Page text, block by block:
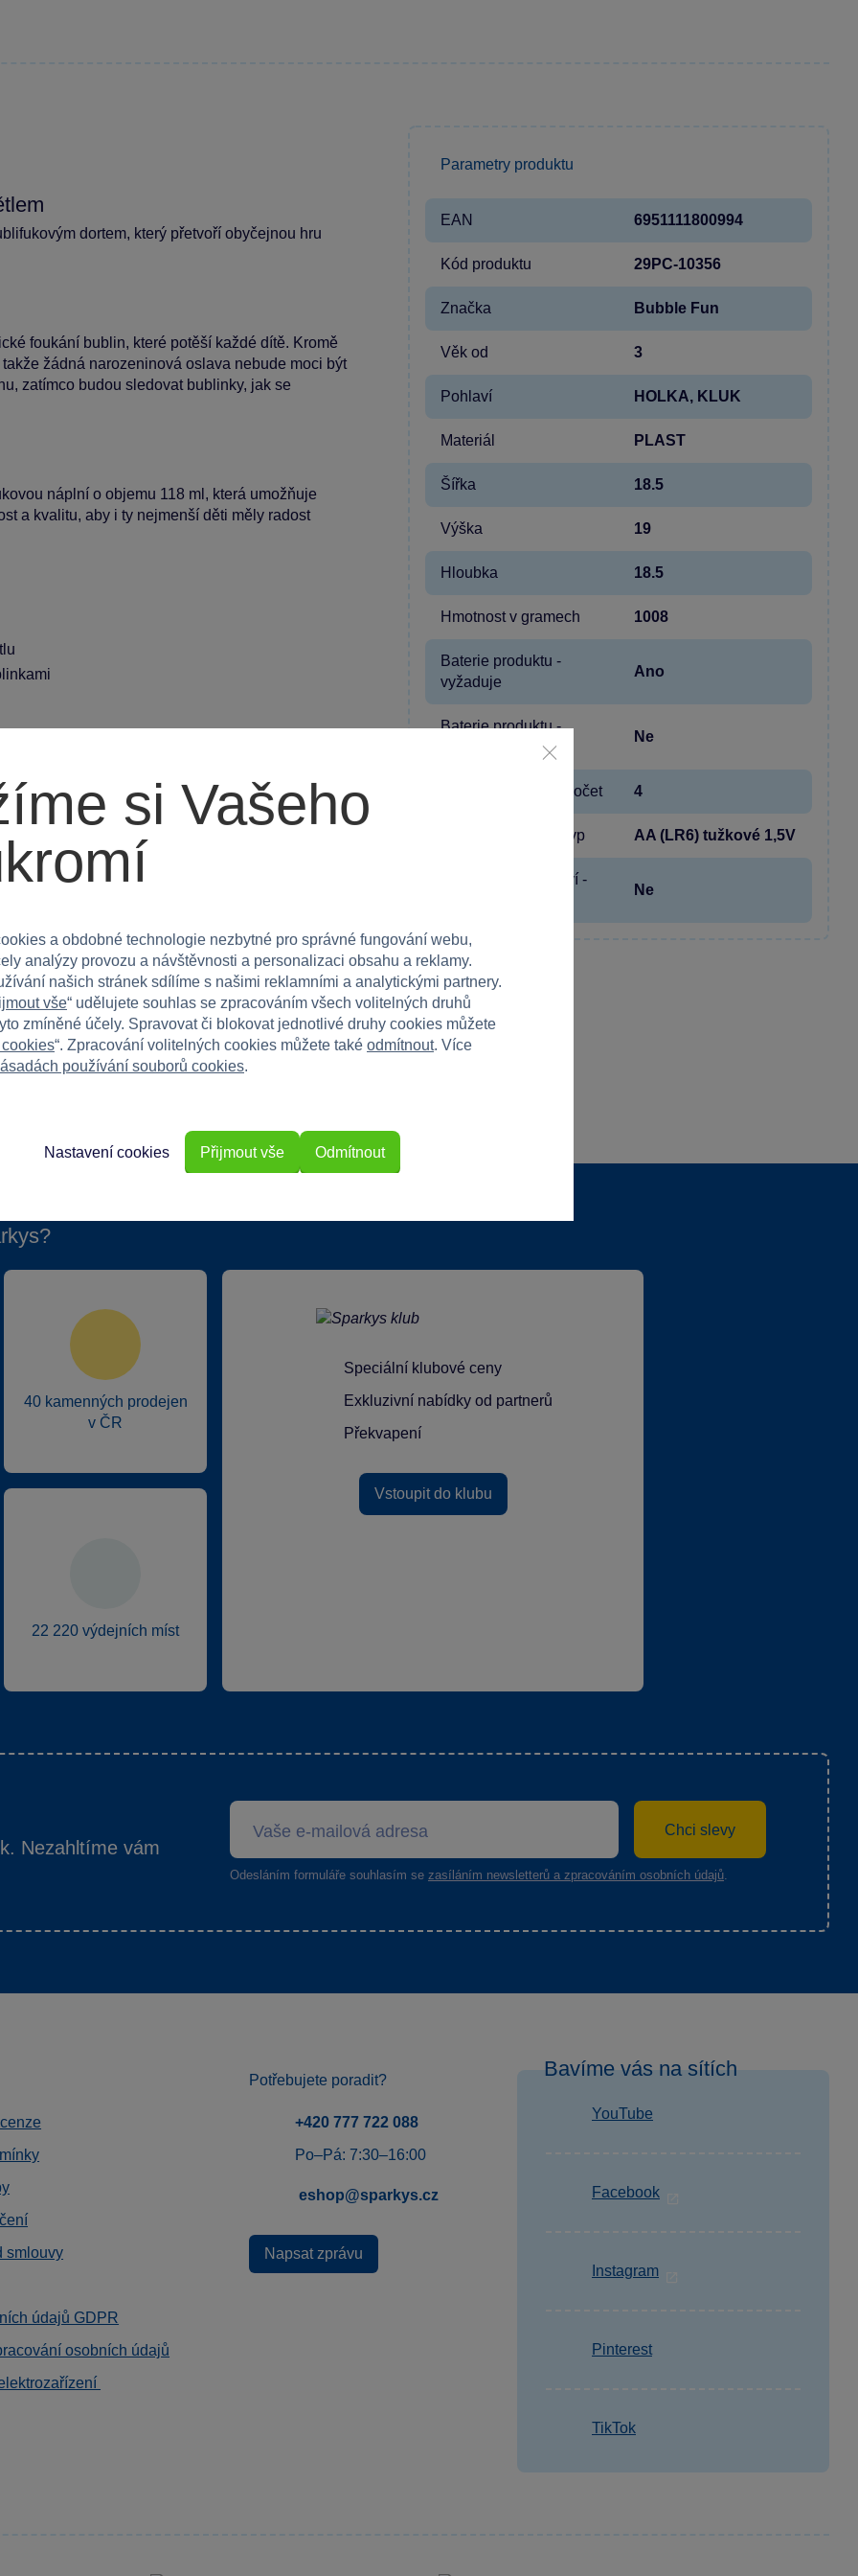
dortem, který přetvoří obyčejnou hru
foukání bublin, které potěší každé dítě. Kromě
žádná narozeninová oslava nebude moci být
zatímco budou sledovat bublinky, jak se
náplní o objemu 118 ml, která umožňuje
a kvalitu, aby i ty nejmenší děti měly radost
na narozeninové oslavy a jiné zábavné akce.
a přeneste děti do světa zábavy a radosti!
Parametry produktu
EAN 6951111800994
Kód produktu 29PC-10356
Značka Bubble Fun
Věk od 3
Pohlaví HOLKA, KLUK
Materiál PLAST
Šířka 18.5
Výška 19
Hloubka 18.5
Hmotnost v gramech 1008
Baterie produktu -
vyžaduje
Ano
Baterie produktu -
Ne
Baterie produktu - počet 4
Baterie produktu - typ AA (LR6) tužkové 1,5V
Baterie příslušenství -
Ne
40 kamenných prodejen
v ČR
22 220 výdejních míst
Speciální klubové ceny
Exkluzivní nabídky od partnerů
Překvapení
Vstoupit do klubu
Nezahltíme vám
Chci slevy
Odesláním formuláře souhlasím se zasíláním newsletterů a zpracováním osobních údajů
smlouvy
údajů GDPR
osobních údajů
Potřebujete poradit?
+420 777 722 088
Po–Pá: 7:30–16:00
eshop@sparkys.cz
Napsat zprávu
Bavíme vás na sítích
YouTube
Facebook
Instagram
Pinterest
TikTok
si Vašeho
a obdobné technologie nezbytné pro správné fungování webu,
analýzy provozu a návštěvnosti a personalizaci obsahu a reklamy.
našich stránek sdílíme s našimi reklamními a analytickými partnery.
vše“ udělujete souhlas se zpracováním všech volitelných druhů
zmíněné účely. Spravovat či blokovat jednotlivé druhy cookies můžete
“. Zpracování volitelných cookies můžete také odmítnout. Více
používání souborů cookies.
Odmítnout
Nastavení cookies Přijmout vše